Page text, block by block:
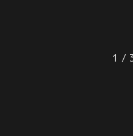
て協力して「影」の真相を探るよう
になる。動画をみて全ての記憶と力
1